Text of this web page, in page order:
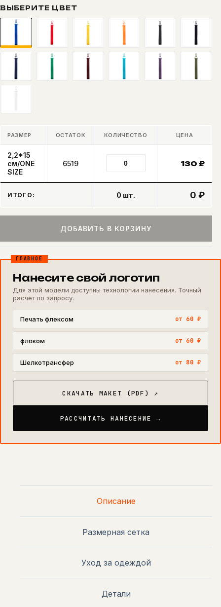
ВЫБЕРИТЕ ЦВЕТ
РАЗМЕР ОСТАТОК КОЛИЧЕСТВО ЦЕНА
2,2*15
см/ONE
SIZE
6519 130 ₽
ИТОГО: 0 шт. 0 ₽
ДОБАВИТЬ В КОРЗИНУ
ГЛАВНОЕ
Нанесите свой логотип
Для этой модели доступны технологии нанесения. Точный
расчёт по запросу.
Печать флексом от 60 ₽
флоком от 60 ₽
Шелкотрансфер от 80 ₽
СКАЧАТЬ МАКЕТ (PDF) ↗
РАССЧИТАТЬ НАНЕСЕНИЕ →
Описание
Размерная сетка
Уход за одеждой
Детали